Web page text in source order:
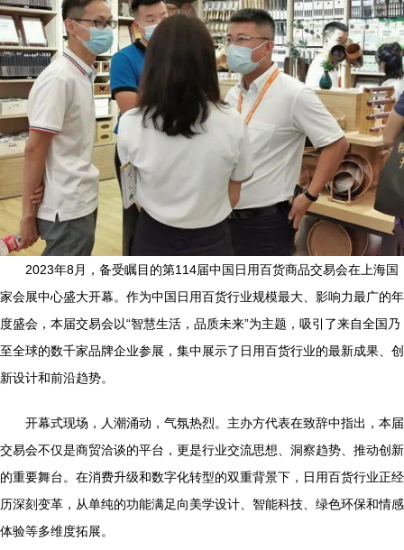
2023年8月，备受瞩目的第114届中国日用百货商品交易会在上海国
家会展中心盛大开幕。作为中国日用百货行业规模最大、影响力最广的年
度盛会，本届交易会以“智慧生活，品质未来”为主题，吸引了来自全国乃
至全球的数千家品牌企业参展，集中展示了日用百货行业的最新成果、创
新设计和前沿趋势。
开幕式现场，人潮涌动，气氛热烈。主办方代表在致辞中指出，本届
交易会不仅是商贸洽谈的平台，更是行业交流思想、洞察趋势、推动创新
的重要舞台。在消费升级和数字化转型的双重背景下，日用百货行业正经
历深刻变革，从单纯的功能满足向美学设计、智能科技、绿色环保和情感
体验等多维度拓展。